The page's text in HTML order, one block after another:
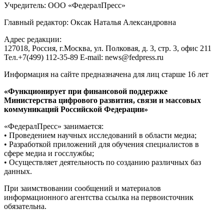
Учредитель: ООО «ФедералПресс»
Главный редактор: Оксак Наталья Александровна
Адрес редакции:
127018, Россия, г.Москва, ул. Полковая, д. 3, стр. 3, офис 211
Тел.+7(499) 112-35-89 E-mail: news@fedpress.ru
Информация на сайте предназначена для лиц старше 16 лет
«Функционирует при финансовой поддержке
Министерства цифрового развития, связи и массовых
коммуникаций Российской Федерации»
«ФедералПресс» занимается:
• Проведением научных исследований в области медиа;
• Разработкой приложений для обучения специалистов в
сфере медиа и госслужбы;
• Осуществляет деятельность по созданию различных баз
данных.
При заимствовании сообщений и материалов
информационного агентства ссылка на первоисточник
обязательна.